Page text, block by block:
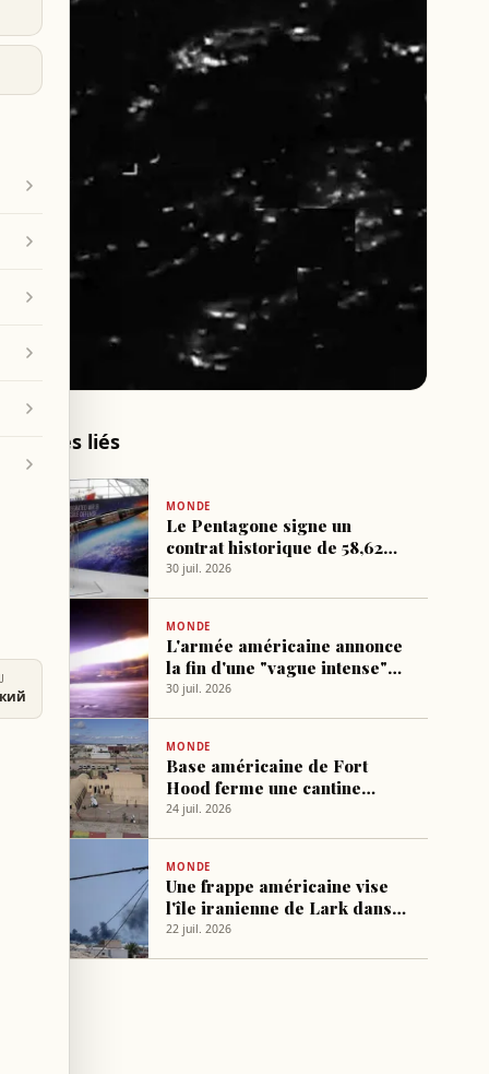
Articles liés
MONDE
Le Pentagone signe un
contrat historique de 58,62
milliards de dollars pour les
30 juil. 2026
MONDE
L'armée américaine annonce
la fin d'une "vague intense"
de frappes contre l'Iran
30 juil. 2026
MONDE
Base américaine de Fort
Hood ferme une cantine
après la diffusion d’une vidéo
24 juil. 2026
MONDE
Une frappe américaine vise
l'île iranienne de Lark dans
le détroit d'Hormuz
22 juil. 2026